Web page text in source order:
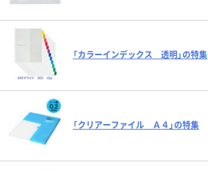
「カラーインデックス 透明」の特集
「クリアーファイル Ａ４」の特集